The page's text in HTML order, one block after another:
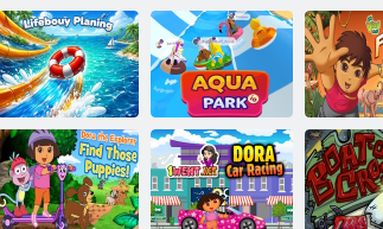
Gelbėjimo rato
obliavimas
Vandens parkas.
io
Pirmyn
Go!